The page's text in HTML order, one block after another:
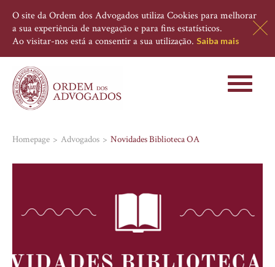
O site da Ordem dos Advogados utiliza Cookies para melhorar
a sua experiência de navegação e para fins estatísticos.
Ao visitar-nos está a consentir a sua utilização. Saiba mais
Toggle
Homepage Advogados Novidades Biblioteca OA